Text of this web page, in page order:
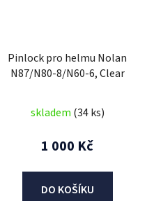
Pinlock pro helmu Nolan
N87/N80-8/N60-6, Clear
skladem (34 ks)
1 000 Kč
DO KOŠÍKU